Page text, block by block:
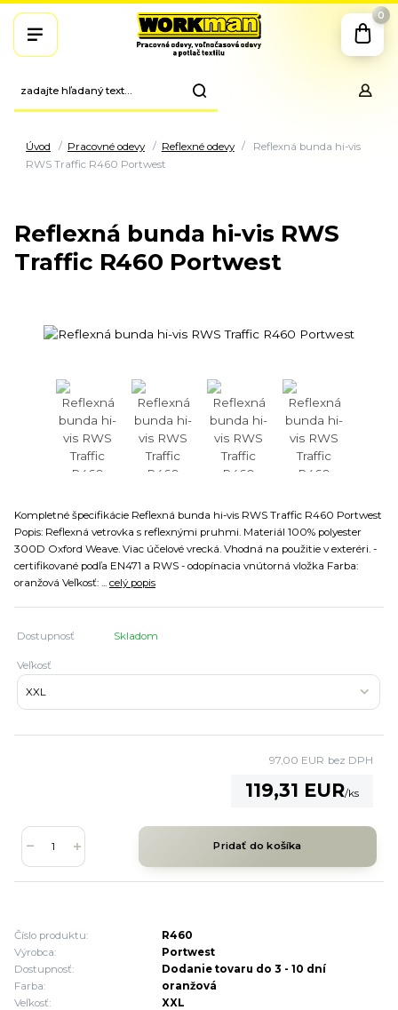
0
Úvod Pracovné odevy Reflexné odevy
Reflexná bunda hi-vis
RWS Traffic R460 Portwest
Reflexná bunda hi-vis RWS
Traffic R460 Portwest
Kompletné špecifikácie Reflexná bunda hi-vis RWS Traffic R460 Portwest
Popis: Reflexná vetrovka s reflexnými pruhmi. Materiál 100% polyester
300D Oxford Weave. Viac účelové vrecká. Vhodná na použitie v exteréri. -
certifikované podľa EN471 a RWS - odopínacia vnútorná vložka Farba:
oranžová Veľkosť: ... celý popis
Dostupnosť Skladom
Veľkosť
119,31 EUR/ks
97,00 EUR bez DPH
Pridať do košíka
Číslo produktu:
R460
Výrobca:
Portwest
Dostupnosť:
Dodanie tovaru do 3 - 10 dní
Farba:
oranžová
Veľkosť:
XXL